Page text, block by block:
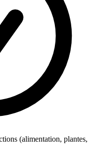
(alimentation, plantes,